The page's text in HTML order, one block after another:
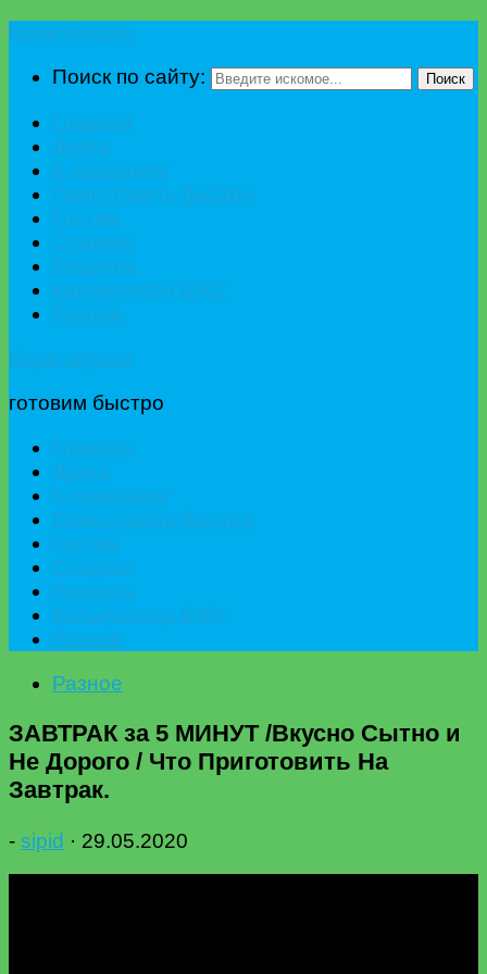
Поиск по сайту:
Поиск
готовим быстро
Разное
ЗАВТРАК за 5 МИНУТ /Вкусно Сытно и
Не Дорого / Что Приготовить На
Завтрак.
- sipid · 29.05.2020